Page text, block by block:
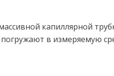
капиллярной
в измеряемую